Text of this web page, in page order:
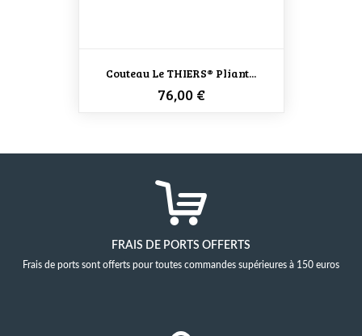
Couteau Le THIERS® Pliant...
Prix
76,00 €
FRAIS DE PORTS OFFERTS
Frais de ports sont offerts pour toutes commandes supérieures à 150 euros